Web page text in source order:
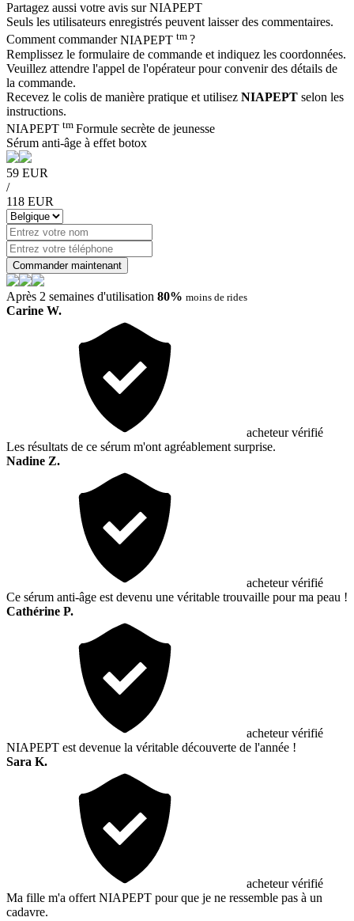
Partagez aussi votre avis surNIAPEPT
Seuls les utilisateurs enregistrés peuvent laisser des commentaires.
Comment commanderNIAPEPT tm ?
Remplissez le formulaire de commande et indiquez les coordonnées.
Veuillez attendre l'appel de l'opérateur pour convenir des détails de
la commande.
Recevez le colis de manière pratique et utilisez NIAPEPT selon les
instructions.
NIAPEPT tm Formule secrète de jeunesse
Sérum anti-âge à effet botox
59 EUR
/
118 EUR
Commander maintenant
Après 2 semaines d'utilisation 80% moins de rides
Carine W.
acheteur vérifié
Les résultats de ce sérum m'ont agréablement surprise.
Nadine Z.
acheteur vérifié
Ce sérum anti-âge est devenu une véritable trouvaille pour ma peau !
Cathérine P.
acheteur vérifié
NIAPEPT est devenue la véritable découverte de l'année !
Sara K.
acheteur vérifié
Ma fille m'a offert NIAPEPT pour que je ne ressemble pas à un
cadavre.